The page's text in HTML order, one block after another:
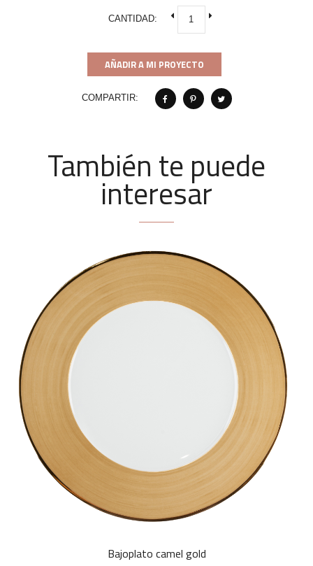
CANTIDAD:
AÑADIR A MI PROYECTO
COMPARTIR:
También te puede
interesar
Bajoplato camel gold